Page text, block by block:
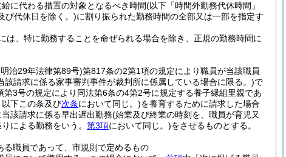
に代わる措置の対象となるべき時間(以下「時間外勤務代休時間」
び代休日を除く。)に割り振られた勤務時間の全部又は一部を指定す
、特に勤務することを命ぜられる場合を除き、正規の勤務時間に
治29年法律第89号)第817条の2第1項の規定により職員が当該職員
該請求に係る家事審判事件が裁判所に係属している場合に限る。)で
第3号の規定により同法第6条の4第2号に規定する養子縁組里親であ
下この条及び次条において同じ。)を養育するために請求した場合
該請求に係る早出遅出勤務(始業及び終業の時刻を、職員が育児又
による勤務をいう。 第3項において同じ。)をさせるものとする。
職員であって、市規則で定めるもの